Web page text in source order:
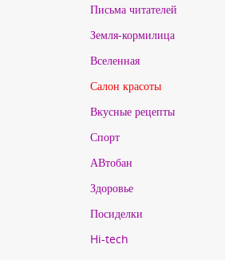
Письма читателей
Земля-кормилица
Вселенная
Салон красоты
Вкусные рецепты
Спорт
АВтобан
Здоровье
Посиделки
Hi-tech